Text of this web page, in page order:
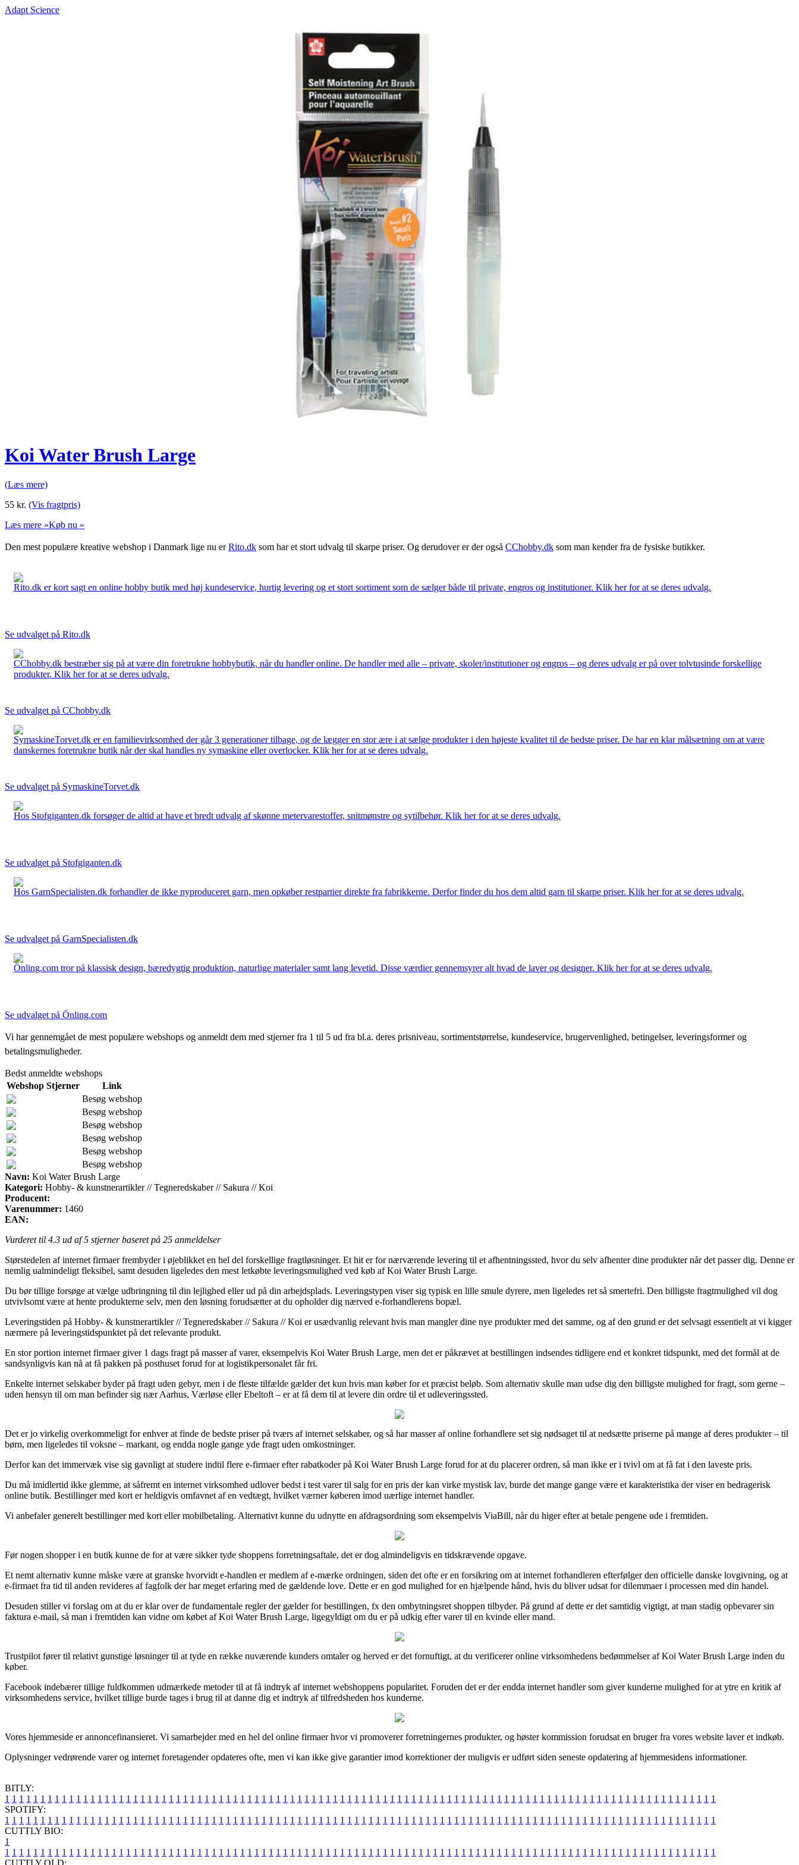
Adapt Science
Koi Water Brush Large
(Læs mere)
55 kr. (Vis fragtpris)
Læs mere »Køb nu »
Den mest populære kreative webshop i Danmark lige nu erRito.dk som har et stort udvalg til skarpe priser. Og derudover er der også CChobby.dk som man kender fra de fysiske butikker.
Rito.dk er kort sagt en online hobby butik med høj kundeservice, hurtig levering og et stort sortiment som de sælger både til private, engros og institutioner. Klik her for at se deres udvalg.
Se udvalget på Rito.dk
CChobby.dk bestræber sig på at være din foretrukne hobbybutik, når du handler online. De handler med alle – private, skoler/institutioner og engros – og deres udvalg er på over tolvtusinde forskellige
produkter. Klik her for at se deres udvalg.
Se udvalget på CChobby.dk
SymaskineTorvet.dk er en familievirksomhed der går 3 generationer tilbage, og de lægger en stor ære i at sælge produkter i den højeste kvalitet til de bedste priser. De har en klar målsætning om at være
danskernes foretrukne butik når der skal handles ny symaskine eller overlocker. Klik her for at se deres udvalg.
Se udvalget på SymaskineTorvet.dk
Hos Stofgiganten.dk forsøger de altid at have et bredt udvalg af skønne metervarestoffer, snitmønstre og sytilbehør. Klik her for at se deres udvalg.
Se udvalget på Stofgiganten.dk
Hos GarnSpecialisten.dk forhandler de ikke nyproduceret garn, men opkøber restpartier direkte fra fabrikkerne. Derfor finder du hos dem altid garn til skarpe priser. Klik her for at se deres udvalg.
Se udvalget på GarnSpecialisten.dk
Önling.com tror på klassisk design, bæredygtig produktion, naturlige materialer samt lang levetid. Disse værdier gennemsyrer alt hvad de laver og designer. Klik her for at se deres udvalg.
Se udvalget på Önling.com
Vi har gennemgået de mest populære webshops og anmeldt dem med stjerner fra 1 til 5 ud fra bl.a. deres prisniveau, sortimentstørrelse, kundeservice, brugervenlighed, betingelser, leveringsformer og
betalingsmuligheder.
Bedst anmeldte webshops
Webshop Stjerner
Link
Besøg webshop
Besøg webshop
Besøg webshop
Besøg webshop
Besøg webshop
Besøg webshop
Navn: Koi Water Brush Large
Kategori: Hobby- & kunstnerartikler // Tegneredskaber // Sakura // Koi
Producent:
Varenummer: 1460
EAN:
Vurderet til 4.3 ud af 5 stjerner baseret på 25 anmeldelser
Størstedelen af internet firmaer frembyder i øjeblikket en hel del forskellige fragtløsninger. Et hit er for nærværende levering til et afhentningssted, hvor du selv afhenter dine produkter når det passer dig. Denne er
nemlig ualmindeligt fleksibel, samt desuden ligeledes den mest letkøbte leveringsmulighed ved køb af Koi Water Brush Large.
Du bør tillige forsøge at vælge udbringning til din lejlighed eller ud på din arbejdsplads. Leveringstypen viser sig typisk en lille smule dyrere, men ligeledes ret så smertefri. Den billigste fragtmulighed vil dog
utvivlsomt være at hente produkterne selv, men den løsning forudsætter at du opholder dig nærved e-forhandlerens bopæl.
Leveringstiden på Hobby- & kunstnerartikler // Tegneredskaber // Sakura // Koi er usædvanlig relevant hvis man mangler dine nye produkter med det samme, og af den grund er det selvsagt essentielt at vi kigger
nærmere på leveringstidspunktet på det relevante produkt.
En stor portion internet firmaer giver 1 dags fragt på masser af varer, eksempelvis Koi Water Brush Large, men det er påkrævet at bestillingen indsendes tidligere end et konkret tidspunkt, med det formål at de
sandsynligvis kan nå at få pakken på posthuset forud for at logistikpersonalet får fri.
Enkelte internet selskaber byder på fragt uden gebyr, men i de fleste tilfælde gælder det kun hvis man køber for et præcist beløb. Som alternativ skulle man udse dig den billigste mulighed for fragt, som gerne –
uden hensyn til om man befinder sig nær Aarhus, Værløse eller Ebeltoft – er at få dem til at levere din ordre til et udleveringssted.
Det er jo virkelig overkommeligt for enhver at finde de bedste priser på tværs af internet selskaber, og så har masser af online forhandlere set sig nødsaget til at nedsætte priserne på mange af deres produkter – til
børn, men ligeledes til voksne – markant, og endda nogle gange yde fragt uden omkostninger.
Derfor kan det immervæk vise sig gavnligt at studere indtil flere e-firmaer efter rabatkoder på Koi Water Brush Large forud for at du placerer ordren, så man ikke er i tvivl om at få fat i den laveste pris.
Du må imidlertid ikke glemme, at såfremt en internet virksomhed udlover bedst i test varer til salg for en pris der kan virke mystisk lav, burde det mange gange være et karakteristika der viser en bedragerisk
online butik. Bestillinger med kort er heldigvis omfavnet af en vedtægt, hvilket værner køberen imod uærlige internet handler.
Vi anbefaler generelt bestillinger med kort eller mobilbetaling. Alternativt kunne du udnytte en afdragsordning som eksempelvis ViaBill, når du higer efter at betale pengene ude i fremtiden.
Før nogen shopper i en butik kunne de for at være sikker tyde shoppens forretningsaftale, det er dog almindeligvis en tidskrævende opgave.
Et nemt alternativ kunne måske være at granske hvorvidt e-handlen er medlem af e-mærke ordningen, siden det ofte er en forsikring om at internet forhandleren efterfølger den officielle danske lovgivning, og at
e-firmaet fra tid til anden revideres af fagfolk der har meget erfaring med de gældende love. Dette er en god mulighed for en hjælpende hånd, hvis du bliver udsat for dilemmaer i processen med din handel.
Desuden stiller vi forslag om at du er klar over de fundamentale regler der gælder for bestillingen, fx den ombytningsret shoppen tilbyder. På grund af dette er det samtidig vigtigt, at man stadig opbevarer sin
faktura e-mail, så man i fremtiden kan vidne om købet af Koi Water Brush Large, ligegyldigt om du er på udkig efter varer til en kvinde eller mand.
Trustpilot fører til relativt gunstige løsninger til at tyde en række nuværende kunders omtaler og herved er det fornuftigt, at du verificerer online virksomhedens bedømmelser af Koi Water Brush Large inden du
køber.
Facebook indebærer tillige fuldkommen udmærkede metoder til at få indtryk af internet webshoppens popularitet. Foruden det er der endda internet handler som giver kunderne mulighed for at ytre en kritik af
virksomhedens service, hvilket tillige burde tages i brug til at danne dig et indtryk af tilfredsheden hos kunderne.
Vores hjemmeside er annoncefinansieret. Vi samarbejder med en hel del online firmaer hvor vi promoverer forretningernes produkter, og høster kommission forudsat en bruger fra vores website laver et indkøb.
Oplysninger vedrørende varer og internet foretagender opdateres ofte, men vi kan ikke give garantier imod korrektioner der muligvis er udført siden seneste opdatering af hjemmesidens informationer.
BITLY:
1 1 1 1 1 1 1 1 1 1 1 1 1 1 1 1 1 1 1 1 1 1 1 1 1 1 1 1 1 1 1 1 1 1 1 1 1 1 1 1 1 1 1 1 1 1 1 1 1 1 1 1 1 1 1 1 1 1 1 1 1 1 1 1 1 1 1 1 1 1 1 1 1 1 1 1 1 1 1 1 1 1 1 1 1 1 1 1 1 1 1 1 1 1 1 1 1 1 1 1
SPOTIFY:
1 1 1 1 1 1 1 1 1 1 1 1 1 1 1 1 1 1 1 1 1 1 1 1 1 1 1 1 1 1 1 1 1 1 1 1 1 1 1 1 1 1 1 1 1 1 1 1 1 1 1 1 1 1 1 1 1 1 1 1 1 1 1 1 1 1 1 1 1 1 1 1 1 1 1 1 1 1 1 1 1 1 1 1 1 1 1 1 1 1 1 1 1 1 1 1 1 1 1 1
CUTTLY BIO:
1
1 1 1 1 1 1 1 1 1 1 1 1 1 1 1 1 1 1 1 1 1 1 1 1 1 1 1 1 1 1 1 1 1 1 1 1 1 1 1 1 1 1 1 1 1 1 1 1 1 1 1 1 1 1 1 1 1 1 1 1 1 1 1 1 1 1 1 1 1 1 1 1 1 1 1 1 1 1 1 1 1 1 1 1 1 1 1 1 1 1 1 1 1 1 1 1 1 1 1 1
CUTTLY OLD: